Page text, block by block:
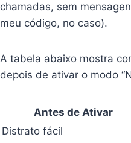
chamadas, sem
meu código, no caso).
A tabela abaixo mostra
depois de ativar o modo
Antes de Ativar
Distrato fácil